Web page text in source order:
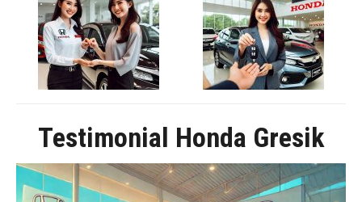
Testimonial Honda Gresik